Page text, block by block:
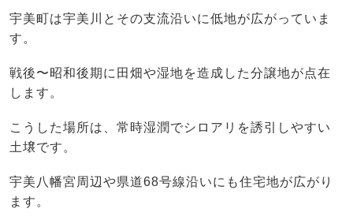
宇美町は宇美川とその支流沿いに低地が広がっていま
す。
戦後〜昭和後期に田畑や湿地を造成した分譲地が点在
します。
こうした場所は、常時湿潤でシロアリを誘引しやすい
土壌です。
宇美八幡宮周辺や県道68号線沿いにも住宅地が広がり
ます。